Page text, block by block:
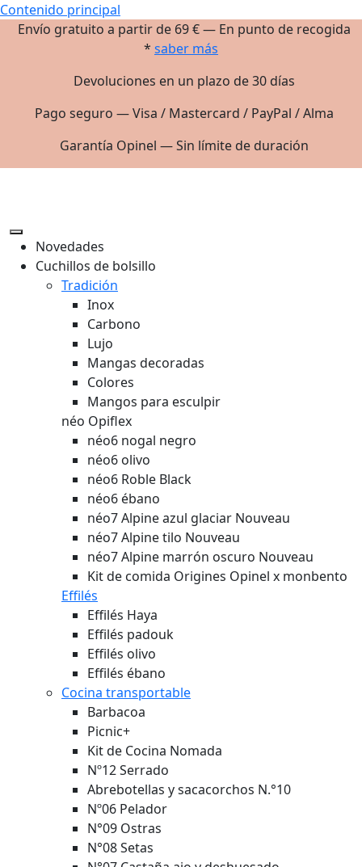
Contenido principal
Envío gratuito a partir de 69 € — En punto de recogida
* saber más
Devoluciones en un plazo de 30 días
Pago seguro — Visa / Mastercard / PayPal / Alma
Garantía Opinel — Sin límite de duración
Novedades
Cuchillos de bolsillo
Tradición
Inox
Carbono
Lujo
Mangas decoradas
Colores
Mangos para esculpir
néo Opiflex
néo6 nogal negro
néo6 olivo
néo6 Roble Black
néo6 ébano
néo7 Alpine azul glaciar Nouveau
néo7 Alpine tilo Nouveau
néo7 Alpine marrón oscuro Nouveau
Kit de comida Origines Opinel x monbento
Effilés
Effilés Haya
Effilés padouk
Effilés olivo
Effilés ébano
Cocina transportable
Barbacoa
Picnic+
Kit de Cocina Nomada
Nº12 Serrado
Abrebotellas y sacacorchos N.°10
Nº06 Pelador
N°09 Ostras
N°08 Setas